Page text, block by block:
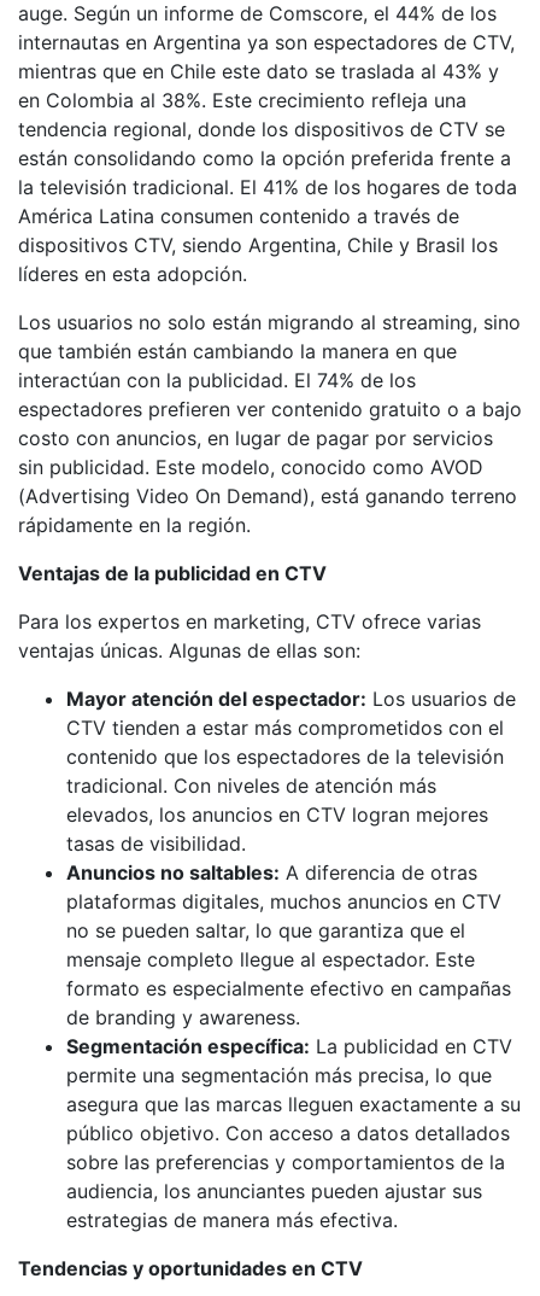
auge. Según un informe de Comscore, el 44% de los
internautas en Argentina ya son espectadores de CTV,
mientras que en Chile este dato se traslada al 43% y
en Colombia al 38%. Este crecimiento refleja una
tendencia regional, donde los dispositivos de CTV se
están consolidando como la opción preferida frente a
la televisión tradicional. El 41% de los hogares de toda
América Latina consumen contenido a través de
dispositivos CTV, siendo Argentina, Chile y Brasil los
líderes en esta adopción.
Los usuarios no solo están migrando al streaming, sino
que también están cambiando la manera en que
interactúan con la publicidad. El 74% de los
espectadores prefieren ver contenido gratuito o a bajo
costo con anuncios, en lugar de pagar por servicios
sin publicidad. Este modelo, conocido como AVOD
(Advertising Video On Demand), está ganando terreno
rápidamente en la región.
Ventajas de la publicidad en CTV
Para los expertos en marketing, CTV ofrece varias
ventajas únicas. Algunas de ellas son:
Mayor atención del espectador: Los usuarios de
CTV tienden a estar más comprometidos con el
contenido que los espectadores de la televisión
tradicional. Con niveles de atención más
elevados, los anuncios en CTV logran mejores
tasas de visibilidad.
Anuncios no saltables: A diferencia de otras
plataformas digitales, muchos anuncios en CTV
no se pueden saltar, lo que garantiza que el
mensaje completo llegue al espectador. Este
formato es especialmente efectivo en campañas
de branding y awareness.
Segmentación específica: La publicidad en CTV
permite una segmentación más precisa, lo que
asegura que las marcas lleguen exactamente a su
público objetivo. Con acceso a datos detallados
sobre las preferencias y comportamientos de la
audiencia, los anunciantes pueden ajustar sus
estrategias de manera más efectiva.
Tendencias y oportunidades en CTV